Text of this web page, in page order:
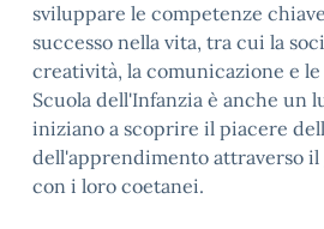
sviluppare le competenze
successo nella vita, tra cui la
creatività, la comunicazione e
Scuola dell'Infanzia è anche un
iniziano a scoprire il piacere
dell'apprendimento attraverso
con i loro coetanei.